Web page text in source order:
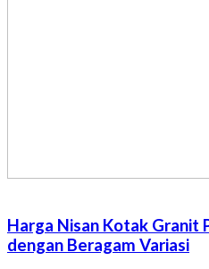
Harga Nisan Kotak Granit
dengan Beragam Variasi